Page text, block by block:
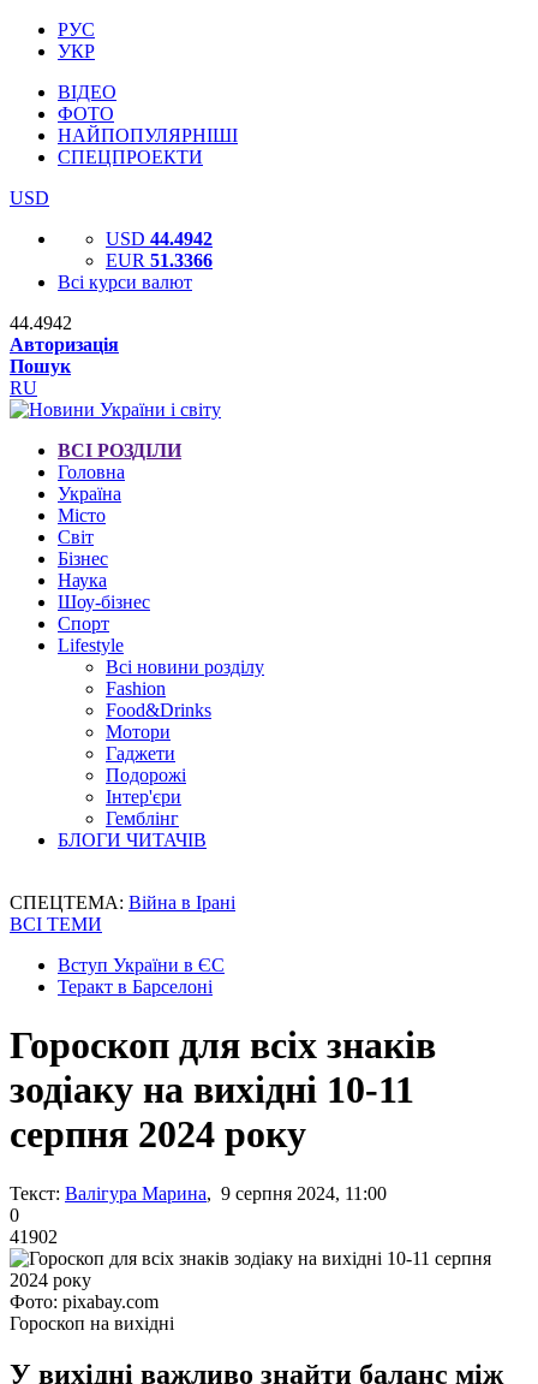
РУС
УКР
ВІДЕО
ФОТО
НАЙПОПУЛЯРНІШІ
СПЕЦПРОЕКТИ
USD
USD 44.4942
EUR 51.3366
Всі курси валют
44.4942
Авторизація
Пошук
RU
ВСІ РОЗДІЛИ
Головна
Україна
Місто
Світ
Бізнес
Наука
Шоу-бізнес
Спорт
Lifestyle
Всі новини розділу
Fashion
Food&Drinks
Мотори
Гаджети
Подорожі
Інтер'єри
Гемблінг
БЛОГИ ЧИТАЧІВ
СПЕЦТЕМА: Війна в Ірані
ВСІ ТЕМИ
Вступ України в ЄС
Теракт в Барселоні
Гороскоп для всіх знаків
зодіаку на вихідні 10-11
серпня 2024 року
Текст: Валігура Марина, 9 серпня 2024, 11:00
0
41902
Фото: pixabay.com
Гороскоп на вихідні
У вихідні важливо знайти баланс між